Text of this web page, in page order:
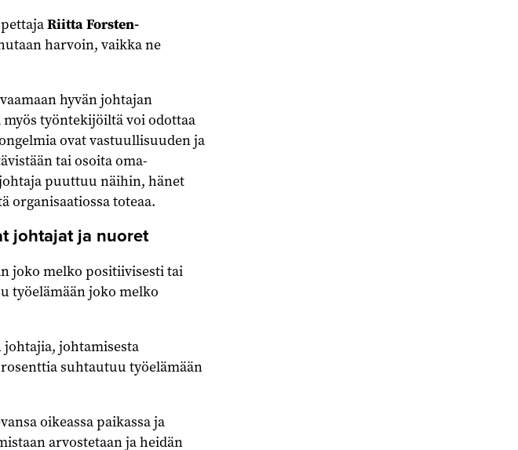
Riitta Forsten-
harvoin, vaikka ne
hyvän johtajan
työntekijöiltä voi odottaa
ovat vastuullisuuden ja
tai osoita oma-
puuttuu näihin, hänet
organisaatiossa toteaa.
johtajat ja nuoret
joko melko positiivisesti tai
työelämään joko melko
johtamisesta
suhtautuu työelämään
oikeassa paikassa ja
arvostetaan ja heidän